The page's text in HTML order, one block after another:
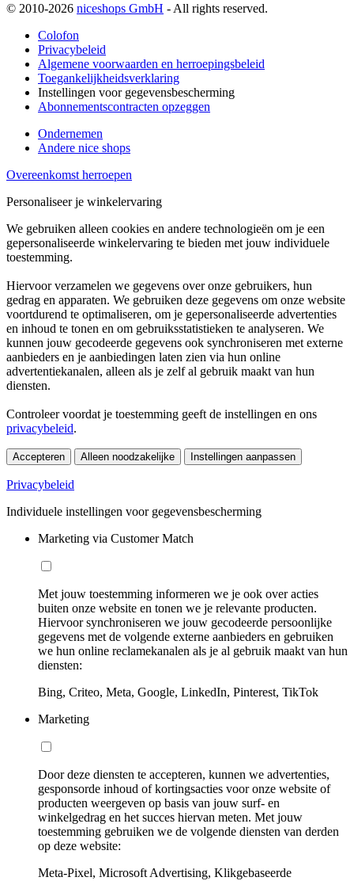
© 2010-2026 niceshops GmbH - All rights reserved.
Colofon
Privacybeleid
Algemene voorwaarden en herroepingsbeleid
Toegankelijkheidsverklaring
Instellingen voor gegevensbescherming
Abonnementscontracten opzeggen
Ondernemen
Andere nice shops
Overeenkomst herroepen
Personaliseer je winkelervaring
We gebruiken alleen cookies en andere technologieën om je een
gepersonaliseerde winkelervaring te bieden met jouw individuele
toestemming.
Hiervoor verzamelen we gegevens over onze gebruikers, hun
gedrag en apparaten. We gebruiken deze gegevens om onze website
voortdurend te optimaliseren, om je gepersonaliseerde advertenties
en inhoud te tonen en om gebruiksstatistieken te analyseren. We
kunnen jouw gecodeerde gegevens ook synchroniseren met externe
aanbieders en je aanbiedingen laten zien via hun online
advertentiekanalen, alleen als je zelf al gebruik maakt van hun
diensten.
Controleer voordat je toestemming geeft de instellingen en ons
privacybeleid.
Accepteren Alleen noodzakelijke Instellingen aanpassen
Privacybeleid
Individuele instellingen voor gegevensbescherming
Marketing via Customer Match
Met jouw toestemming informeren we je ook over acties
buiten onze website en tonen we je relevante producten.
Hiervoor synchroniseren we jouw gecodeerde persoonlijke
gegevens met de volgende externe aanbieders en gebruiken
we hun online reclamekanalen als je al gebruik maakt van hun
diensten:
Bing, Criteo, Meta, Google, LinkedIn, Pinterest, TikTok
Marketing
Door deze diensten te accepteren, kunnen we advertenties,
gesponsorde inhoud of kortingsacties voor onze website of
producten weergeven op basis van jouw surf- en
winkelgedrag en het succes hiervan meten. Met jouw
toestemming gebruiken we de volgende diensten van derden
op deze website:
Meta-Pixel, Microsoft Advertising, Klikgebaseerde